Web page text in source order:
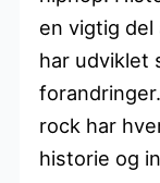
en vigtig del
har udviklet
rock har
historie og